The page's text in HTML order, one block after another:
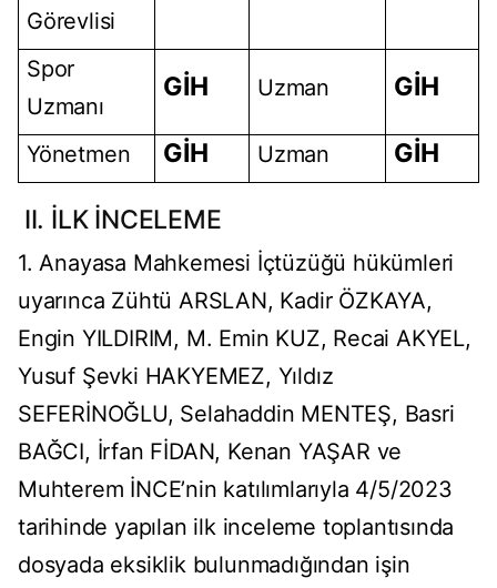
Görevlisi
Spor
Uzmanı
GİH Uzman GİH
Yönetmen GİH Uzman GİH
II. İLK İNCELEME
1. Anayasa Mahkemesi İçtüzüğü hükümleri
uyarınca Zühtü ARSLAN, Kadir ÖZKAYA,
Engin YILDIRIM, M. Emin KUZ, Recai AKYEL,
Yusuf Şevki HAKYEMEZ, Yıldız
SEFERİNOĞLU, Selahaddin MENTEŞ, Basri
BAĞCI, İrfan FİDAN, Kenan YAŞAR ve
Muhterem İNCE’nin katılımlarıyla 4/5/2023
tarihinde yapılan ilk inceleme toplantısında
dosyada eksiklik bulunmadığından işin